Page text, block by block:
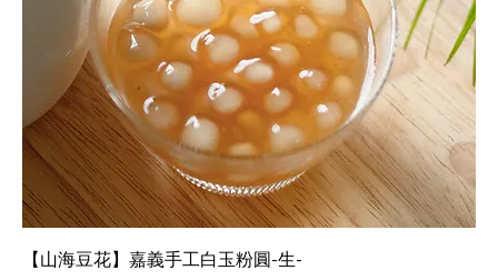
【山海豆花】嘉義手工白玉粉圓-生-